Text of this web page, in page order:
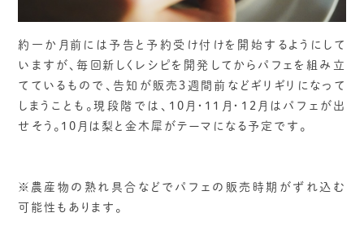
約一か月前には予告と予約受け付けを開始するようにして
いますが、毎回新しくレシピを開発してからパフェを組み立
てているもので、告知が販売3週間前などギリギリになって
しまうことも。現段階では、10月・11月・12月はパフェが出
せそう。10月は梨と金木犀がテーマになる予定です。
※農産物の熟れ具合などでパフェの販売時期がずれ込む
可能性もあります。